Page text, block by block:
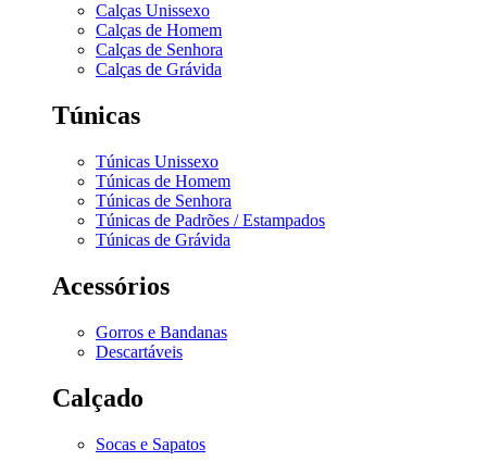
Calças Unissexo
Calças de Homem
Calças de Senhora
Calças de Grávida
Túnicas
Túnicas Unissexo
Túnicas de Homem
Túnicas de Senhora
Túnicas de Padrões / Estampados
Túnicas de Grávida
Acessórios
Gorros e Bandanas
Descartáveis
Calçado
Socas e Sapatos